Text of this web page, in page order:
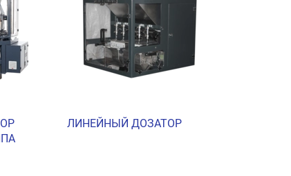
ЛИНЕЙНЫЙ ДОЗАТОР